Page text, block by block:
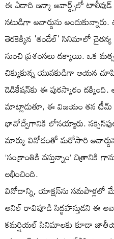
ఈ ఏడాది ఇన్కా అవార్డ్స్‌లో
నటుడిగా అవార్డును
తెరకెక్కిన 'తండేల్' సినిమాలో చైతన్య
నుంచి ప్రశంసలు దక్కాయి. ఒక
చిక్కుకున్న యువకుడిగా ఆయన
డెడికేషన్‌కు ఈ పురస్కారం దక్కింది.
మాట్లాడుతూ, ఈ విజయం తన టీమ్
భావోద్వేగానికి లోనయ్యారు.
మార్కు వినోదంతో మరోసారి
‘సంక్రాంతికి వస్తున్నాం’ చిత్రానికి
లభించింది.
వినోదాన్ని, యాక్షన్‌ను సమపాళ్లలో
అనిల్ రావిపూడి సిద్ధహస్తుడని ఈ
కమర్షియల్ సినిమాలకు కూడా జాతీయ